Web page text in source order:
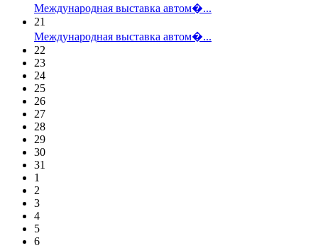
Международная выставка автом�...
21
Международная выставка автом�...
22
23
24
25
26
27
28
29
30
31
1
2
3
4
5
6